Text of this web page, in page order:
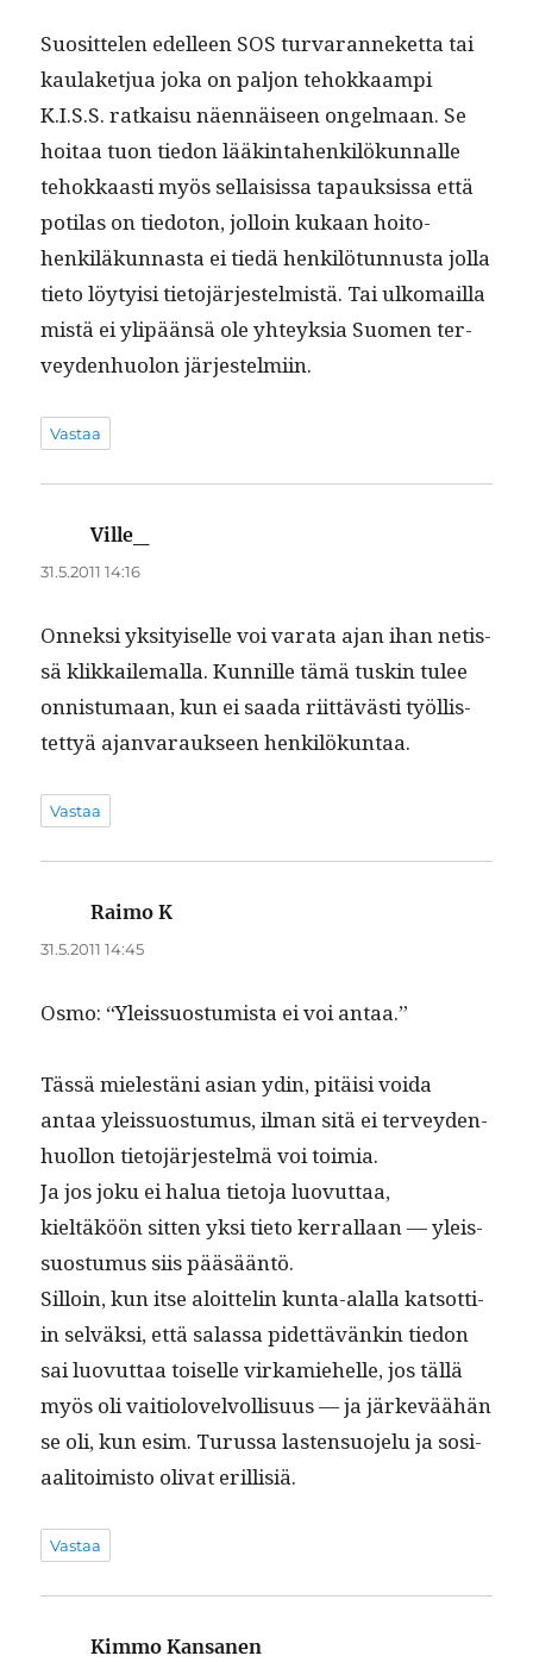
Suosit­te­len edelleen SOS tur­varan­neket­ta tai
kaulaketjua joka on paljon tehokkaampi
K.I.S.S. ratkaisu näen­näiseen ongel­maan. Se
hoitaa tuon tiedon lääk­in­ta­henkilökun­nalle
tehokkaasti myös sel­l­ai­sis­sa tapauk­sis­sa että
poti­las on tiedo­ton, jol­loin kukaan hoito­
henkiläkun­nas­ta ei tiedä henkilö­tun­nus­ta jol­la
tieto löy­ty­isi tieto­jär­jestelmistä. Tai ulko­mail­la
mis­tä ei ylipään­sä ole yhteyk­sia Suomen ter­
vey­den­huolon järjestelmiin.
Vastaa
Ville_
31.5.2011 14:16
Onnek­si yksi­tyiselle voi vara­ta ajan ihan netis­
sä klikkaile­mal­la. Kun­nille tämä tuskin tulee
onnis­tu­maan, kun ei saa­da riit­tävästi työl­lis­
tet­tyä ajan­va­rauk­seen henkilökuntaa.
Vastaa
Raimo K
31.5.2011 14:45
Osmo: “Yleis­su­os­tu­mista ei voi antaa.”
Tässä mielestäni asian ydin, pitäisi voi­da
antaa yleis­su­os­tu­mus, ilman sitä ei ter­vey­den­
huol­lon tieto­jär­jestelmä voi toimia.
Ja jos joku ei halua tieto­ja luovut­taa,
kieltäköön sit­ten yksi tieto ker­ral­laan — yleis­
su­os­tu­mus siis pääsääntö.
Sil­loin, kun itse aloit­telin kun­ta-alal­la kat­sot­ti­
in selväk­si, että salas­sa pidet­tävänkin tiedon
sai luovut­taa toiselle virkamiehelle, jos täl­lä
myös oli vaiti­olovelvol­lisu­us — ja järkeväähän
se oli, kun esim. Turus­sa las­ten­suo­jelu ja sosi­
aal­i­toimis­to oli­vat erillisiä.
Vastaa
Kimmo Kansanen